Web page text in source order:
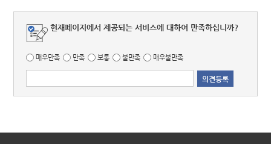
현재페이지에서 제공되는 서비스에 대하여 만족하십니까?
매우만족 만족 보통 불만족 매우불만족